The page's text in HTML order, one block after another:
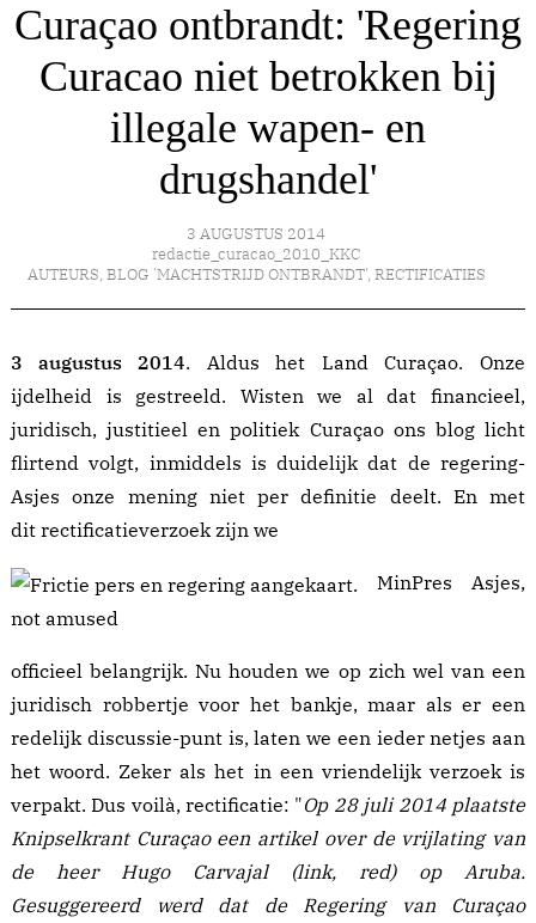
Curaçao ontbrandt: 'Regering
Curacao niet betrokken bij
illegale wapen- en
drugshandel'
3 AUGUSTUS 2014
redactie_curacao_2010_KKC
AUTEURS, BLOG 'MACHTSTRIJD ONTBRANDT', RECTIFICATIES
3 augustus 2014. Aldus het Land Curaçao. Onze
ijdelheid is gestreeld. Wisten we al dat financieel,
juridisch, justitieel en politiek Curaçao ons blog licht
flirtend volgt, inmiddels is duidelijk dat de regering-
Asjes onze mening niet per definitie deelt. En met
dit rectificatieverzoekzijn we
MinPres Asjes,
not amused
officieel belangrijk. Nu houden we op zich wel van een
juridisch robbertje voor het bankje, maar als er een
redelijk discussie-punt is, laten we een ieder netjes aan
het woord. Zeker als het in een vriendelijk verzoek is
verpakt. Dus voilà, rectificatie: "Op 28 juli 2014 plaatste
Knipselkrant Curaçao een artikel over de vrijlating van
de heer Hugo Carvajal (link, red) op Aruba.
Gesuggereerd werd dat de Regering van Curaçao